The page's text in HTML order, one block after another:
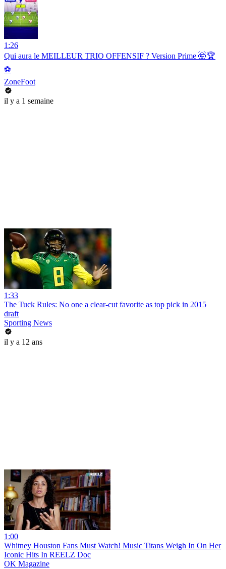
1:26
Qui aura le MEILLEUR TRIO OFFENSIF ? Version Prime 🤯🏆
⚽️
ZoneFoot
il y a 1 semaine
1:33
The Tuck Rules: No one a clear-cut favorite as top pick in 2015
draft
Sporting News
il y a 12 ans
1:00
Whitney Houston Fans Must Watch! Music Titans Weigh In On Her
Iconic Hits In REELZ Doc
OK Magazine